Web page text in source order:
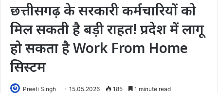
छत्तीसगढ़ के सरकारी कर्मचारियों को
मिल सकती है बड़ी राहत! प्रदेश में लागू
हो सकता है Work From Home
सिस्टम
Preeti Singh 15.05.2026 185 1 minute read